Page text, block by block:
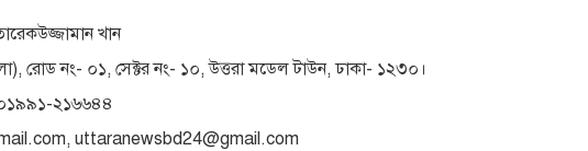
খান
রোড নং- ০১, সেক্টর নং- ১০, উত্তরা মডেল টাউন, ঢাকা- ১২৩০।
২১৬৬৪৪
uttaranewsbd24@gmail.com